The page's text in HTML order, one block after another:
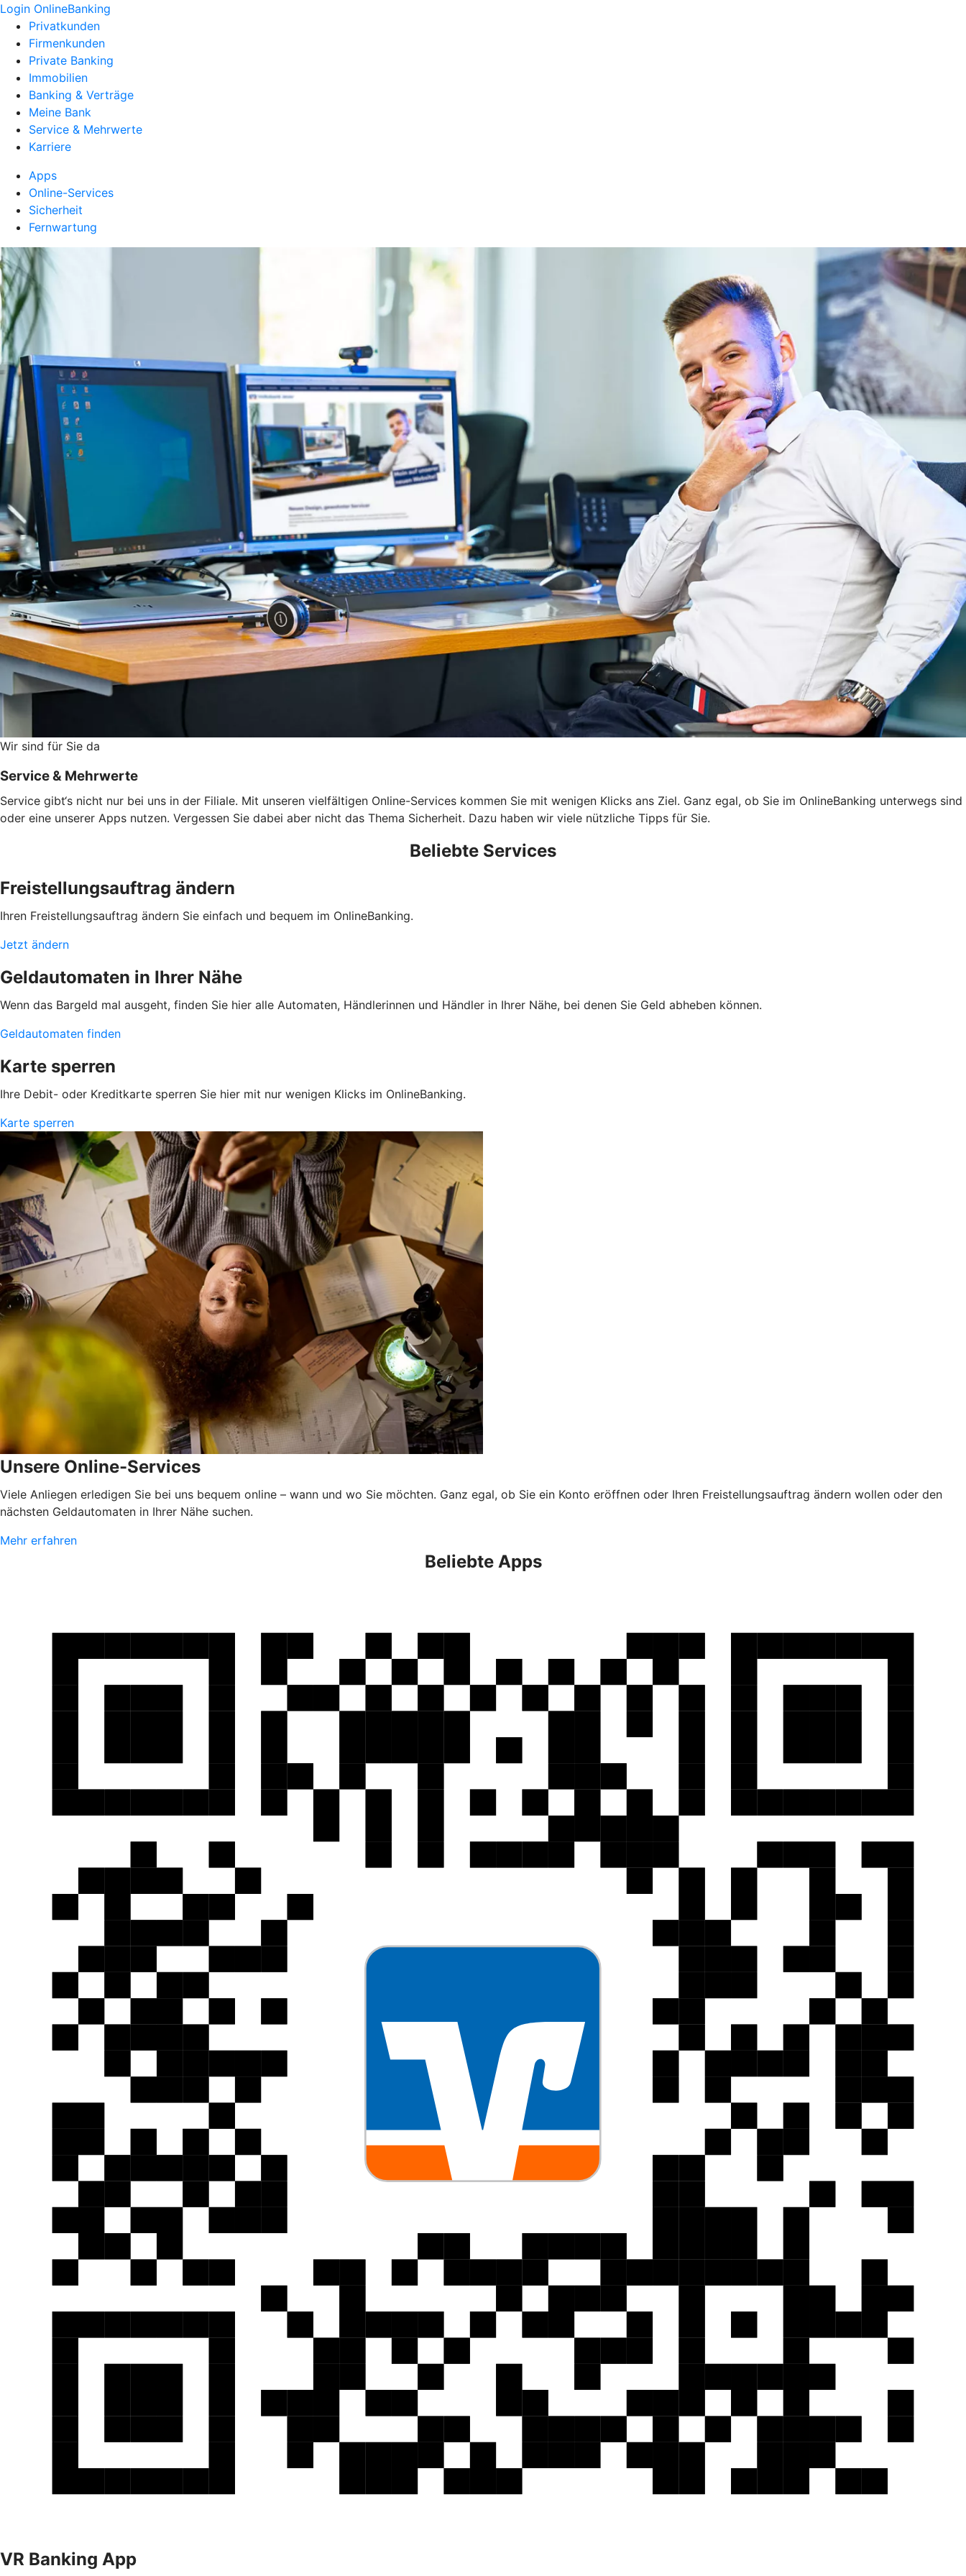
Login OnlineBanking
Privatkunden
Firmenkunden
Private Banking
Immobilien
Banking & Verträge
Meine Bank
Service & Mehrwerte
Karriere
Apps
Online-Services
Sicherheit
Fernwartung
Wir sind für Sie da
Service & Mehrwerte
Service gibt‘s nicht nur bei uns in der Filiale. Mit unseren vielfältigen Online-Services kommen Sie mit wenigen Klicks ans Ziel. Ganz egal, ob Sie im OnlineBanking unterwegs sind
oder eine unserer Apps nutzen. Vergessen Sie dabei aber nicht das Thema Sicherheit. Dazu haben wir viele nützliche Tipps für Sie.
Beliebte Services
Freistellungsauftrag ändern
Ihren Freistellungsauftrag ändern Sie einfach und bequem im OnlineBanking.
Jetzt ändern
Geldautomaten in Ihrer Nähe
Wenn das Bargeld mal ausgeht, finden Sie hier alle Automaten, Händlerinnen und Händler in Ihrer Nähe, bei denen Sie Geld abheben können.
Geldautomaten finden
Karte sperren
Ihre Debit- oder Kreditkarte sperren Sie hier mit nur wenigen Klicks im OnlineBanking.
Karte sperren
Unsere Online-Services
Viele Anliegen erledigen Sie bei uns bequem online – wann und wo Sie möchten. Ganz egal, ob Sie ein Konto eröffnen oder Ihren Freistellungsauftrag ändern wollen oder den
nächsten Geldautomaten in Ihrer Nähe suchen.
Mehr erfahren
Beliebte Apps
VR Banking App